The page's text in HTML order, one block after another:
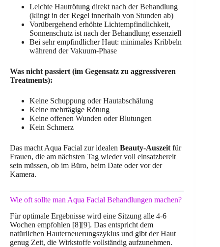
Leichte Hautrötung direkt nach der Behandlung
(klingt in der Regel innerhalb von Stunden ab)
Vorübergehend erhöhte Lichtempfindlichkeit,
Sonnenschutz ist nach der Behandlung essenziell
Bei sehr empfindlicher Haut: minimales Kribbeln
während der Vakuum-Phase
Was nicht passiert (im Gegensatz zu aggressiveren
Treatments):
Keine Schuppung oder Hautabschälung
Keine mehrtägige Rötung
Keine offenen Wunden oder Blutungen
Kein Schmerz
Das macht Aqua Facial zur idealen Beauty-Auszeit für
Frauen, die am nächsten Tag wieder voll einsatzbereit
sein müssen, ob im Büro, beim Date oder vor der
Kamera.
Wie oft sollte man Aqua Facial Behandlungen machen?
Für optimale Ergebnisse wird eine Sitzung alle 4-6
Wochen empfohlen [8][9]. Das entspricht dem
natürlichen Hauterneuerungszyklus und gibt der Haut
genug Zeit, die Wirkstoffe vollständig aufzunehmen.